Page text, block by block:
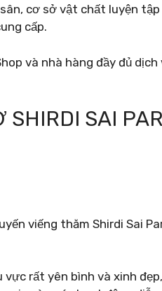
cơ sở vật chất luyện
cấp.
và nhà hàng đầy đủ
SAI
viếng thăm Shirdi Sai
vực rất yên bình và xinh